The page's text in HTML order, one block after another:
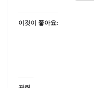
이것이 좋아요: